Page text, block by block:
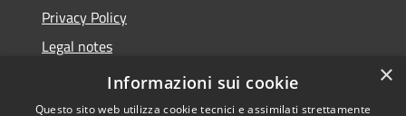
Privacy Policy
Legal notes
Accessibility Statement
×
Informazioni sui cookie
Questo sito web utilizza cookie tecnici e assimilati strettamente